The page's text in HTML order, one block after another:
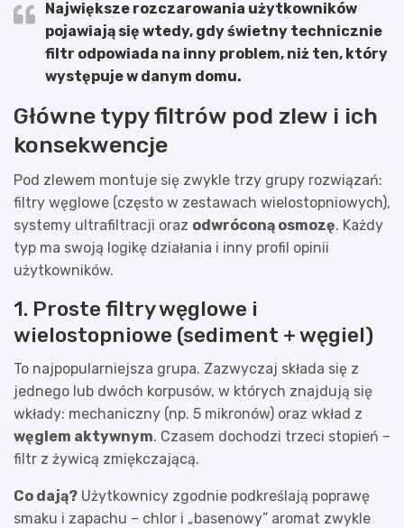
Największe rozczarowania użytkowników
pojawiają się wtedy, gdy świetny technicznie
filtr odpowiada na inny problem, niż ten, który
występuje w danym domu.
Główne typy filtrów pod zlew i ich
konsekwencje
Pod zlewem montuje się zwykle trzy grupy rozwiązań:
filtry węglowe (często w zestawach wielostopniowych),
systemy ultrafiltracji oraz odwróconą osmozę. Każdy
typ ma swoją logikę działania i inny profil opinii
użytkowników.
1. Proste filtry węglowe i
wielostopniowe (sediment + węgiel)
To najpopularniejsza grupa. Zazwyczaj składa się z
jednego lub dwóch korpusów, w których znajdują się
wkłady: mechaniczny (np. 5 mikronów) oraz wkład z
węglem aktywnym. Czasem dochodzi trzeci stopień –
filtr z żywicą zmiękczającą.
Co dają? Użytkownicy zgodnie podkreślają poprawę
smaku i zapachu – chlor i „basenowy” aromat zwykle